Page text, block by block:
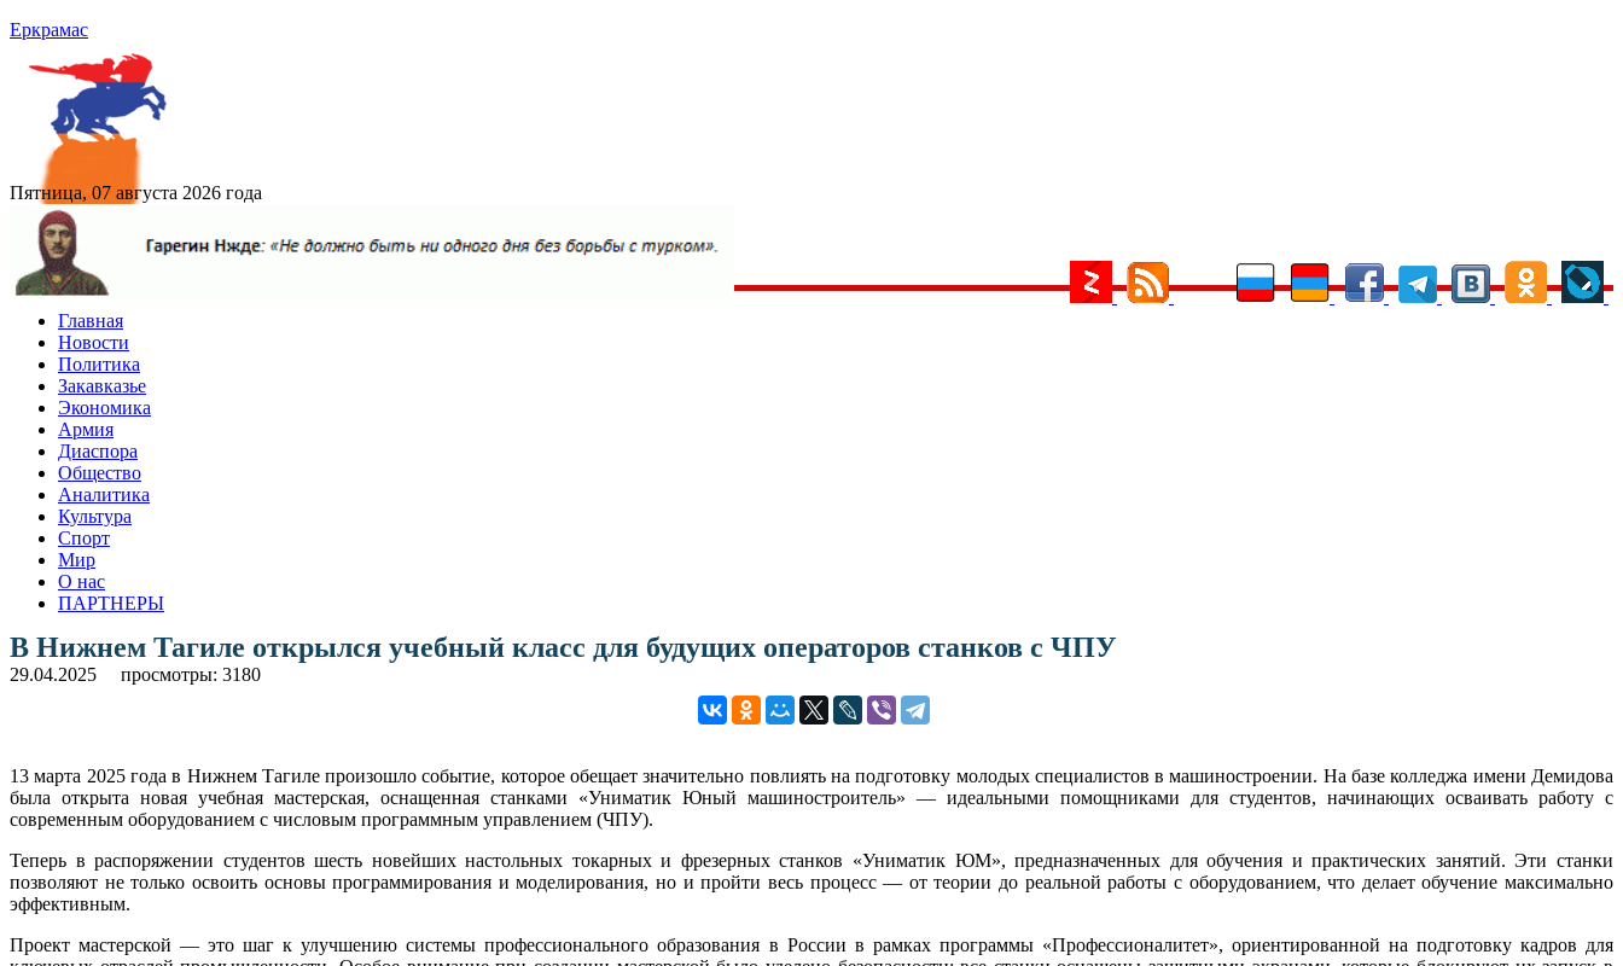
Еркрамас
Пятница, 07 августа 2026 года
Главная
Новости
Политика
Закавказье
Экономика
Армия
Диаспора
Общество
Аналитика
Культура
Спорт
Мир
О нас
ПАРТНЕРЫ
В Нижнем Тагиле открылся учебный класс для будущих операторов станков с ЧПУ
29.04.2025 просмотры: 3180
13 марта 2025 года в Нижнем Тагиле произошло событие, которое обещает значительно повлиять на подготовку молодых специалистов в машиностроении. На базе колледжа имени Демидова
была открыта новая учебная мастерская, оснащенная станками «Униматик Юный машиностроитель» — идеальными помощниками для студентов, начинающих осваивать работу с
современным оборудованием с числовым программным управлением (ЧПУ).
Теперь в распоряжении студентов шесть новейших настольных токарных и фрезерных станков «Униматик ЮМ», предназначенных для обучения и практических занятий. Эти станки
позволяют не только освоить основы программирования и моделирования, но и пройти весь процесс — от теории до реальной работы с оборудованием, что делает обучение максимально
эффективным.
Проект мастерской — это шаг к улучшению системы профессионального образования в России в рамках программы «Профессионалитет», ориентированной на подготовку кадров для